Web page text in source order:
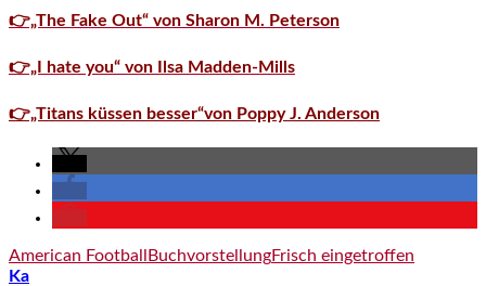
👉„The Fake Out“ von Sharon M. Peterson
👉„I hate you“ von Ilsa Madden-Mills
👉„Titans küssen besser“von Poppy J. Anderson
American Football BuchvorstellungFrisch eingetroffen
Ka